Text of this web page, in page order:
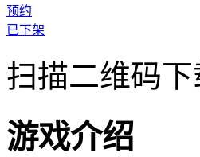
预约
已下架
扫描二维码下
游戏介绍